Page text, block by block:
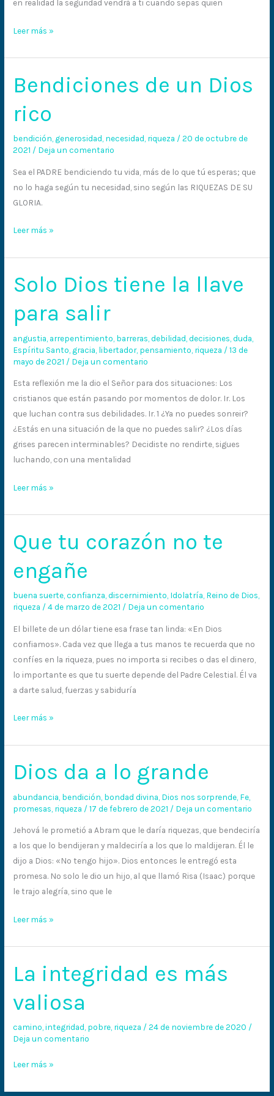
en realidad la seguridad vendrá a ti cuando sepas quien
Leer más »
Bendiciones de un Dios
rico
bendición, generosidad, necesidad, riqueza /20 de octubre de
2021 / Deja un comentario
Sea el PADRE bendiciendo tu vida, más de lo que tú esperas; que
no lo haga según tu necesidad, sino según las RIQUEZAS DE SU
GLORIA.
Bendiciones
de
un
Dios
rico
Leer más »
Solo Dios tiene la llave
para salir
angustia arrepentimiento barreras ,debilidad ,decisiones ,duda
Espíritu Santo gracia libertador, pensamiento riqueza /13 de
mayo de 2021 / Deja un comentario
Esta reflexión me la dio el Señor para dos situaciones: Los
cristianos que están pasando por momentos de dolor. Ir. Los
que luchan contra sus debilidades. Ir. 1 ¿Ya no puedes sonreir?
¿Estás en una situación de la que no puedes salir? ¿Los días
grises parecen interminables? Decidiste no rendirte, sigues
luchando, con una mentalidad
Solo
Dios
tiene
la
llave
para
salir
Leer más »
Que tu corazón no te
engañe
buena suerte ,confianza ,discernimiento Idolatría Reino de Dios
riqueza /4 de marzo de 2021 / Deja un comentario
El billete de un dólar tiene esa frase tan linda: «En Dios
confiamos». Cada vez que llega a tus manos te recuerda que no
confíes en la riqueza, pues no importa si recibes o das el dinero,
lo importante es que tu suerte depende del Padre Celestial. Él va
a darte salud, fuerzas y sabiduría
Que
tu
corazón
no
te
engañe
Leer más »
Dios da a lo grande
abundancia bendición bondad divina Dios nos sorprende Fe
promesas riqueza /17 de febrero de 2021 / Deja un comentario
Jehová le prometió a Abram que le daría riquezas, que bendeciría
a los que lo bendijeran y maldeciría a los que lo maldijeran. Él le
dijo a Dios: «No tengo hijo». Dios entonces le entregó esta
promesa. No solo le dio un hijo, al que llamó Risa (Isaac) porque
le trajo alegría, sino que le
Dios
da
a
lo
grande
Leer más »
La integridad es más
valiosa
camino ,integridad pobre riqueza /24 de noviembre de 2020 /
Deja un comentario
La
integridad
es
más
valiosa
Leer más »